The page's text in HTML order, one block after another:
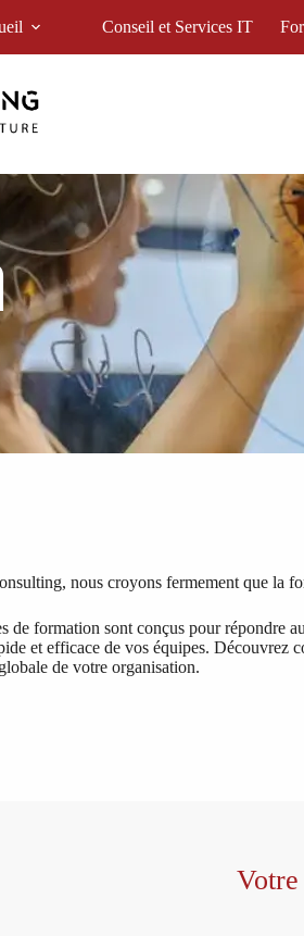
Conseil et Services IT
nous croyons fermement que la
de formation sont conçus pour répondre
et efficace de vos équipes. Découvrez
de votre organisation.
Votre